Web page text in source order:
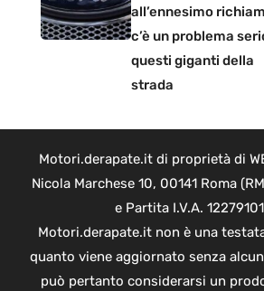
all’ennesimo
c’è un problema
questi giganti della
strada
Motori.derapate.it di proprietà di
Nicola Marchese 10, 00141 Roma
e Partita I.V.A.
Motori.derapate.it non è una
quanto viene aggiornato senza
può pertanto considerarsi un